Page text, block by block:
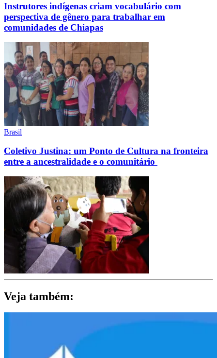
Instrutores indígenas criam vocabulário com
perspectiva de gênero para trabalhar em
comunidades de Chiapas
Brasil
Coletivo Justina: um Ponto de Cultura na fronteira
entre a ancestralidade e o comunitário
Veja também: